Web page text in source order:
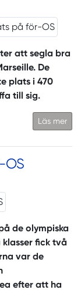
att segla bra
De
plats i 470
till sig.
Läs mer
OS
de olympiska
fick två
var de
efter att ha